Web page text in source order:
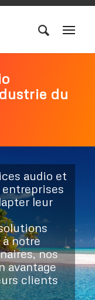
du
audio et
leur
notre
nos
avantage
clients